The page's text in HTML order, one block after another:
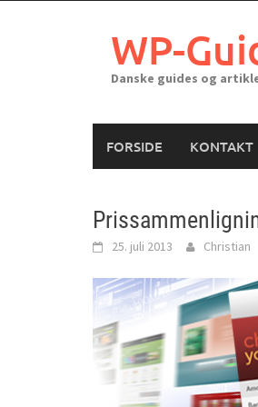
WP-
Danske guides og
FORSIDE KONTAKT
25. juli 2013 Christian